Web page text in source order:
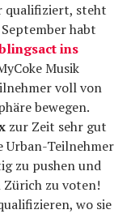
qualifiziert, steht
habt
ins
Musik
voll von
bewegen.
zur Zeit sehr gut
Urban-Teilnehmer
zu pushen und
Zürich zu voten!
wo sie